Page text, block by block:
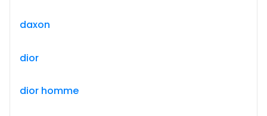
daxon
dior
dior homme